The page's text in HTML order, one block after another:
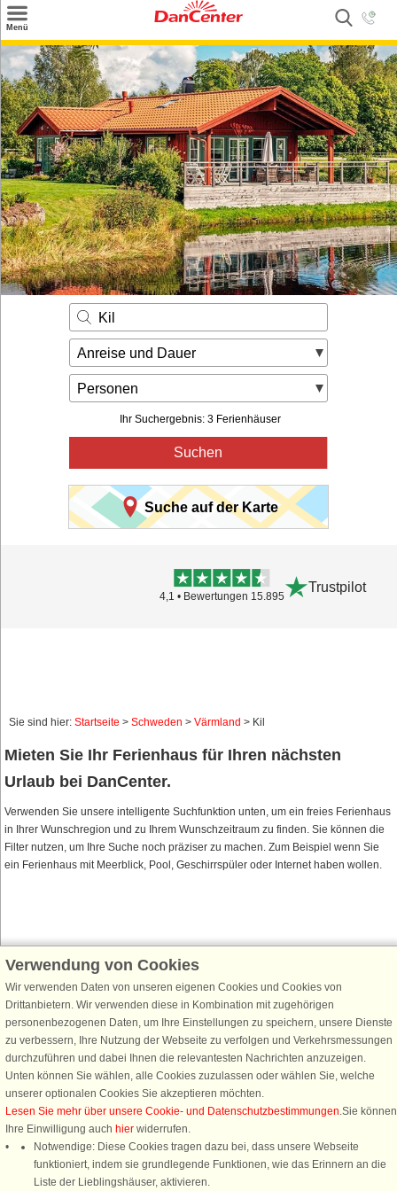
Menü
Suchen
Urlaubsziele
Weitere Urlaubsziele
Angebote
Inspiration
Kontakt
Gut zu wissen
Login
Kil
Anreise und Dauer
Personen
Ihr Suchergebnis: 3 Ferienhäuser
Suchen
Suche auf der Karte
4,1 • Bewertungen 15.895
Trustpilot
Sie sind hier: Startseite > Schweden > Värmland > Kil
Mieten Sie Ihr Ferienhaus für Ihren nächsten
Urlaub bei DanCenter.
Verwenden Sie unsere intelligente Suchfunktion unten, um ein freies Ferienhaus
in Ihrer Wunschregion und zu Ihrem Wunschzeitraum zu finden. Sie können die
Filter nutzen, um Ihre Suche noch präziser zu machen. Zum Beispiel wenn Sie
ein Ferienhaus mit Meerblick, Pool, Geschirrspüler oder Internet haben wollen.
Schließen Sie sich 100.000 Ferienhaus-Fans an
Willkommensgutschein von 25 €
Ferienhausurlaub - melden Sie sich einfach für den DanCenter Newsletter
an. Verpassen Sie nie wieder exklusive Angebote, Gewinnspiele und
Urlaubstipps!
Newsletter abonnieren
Verwendung von Cookies
Wir verwenden Daten von unseren eigenen Cookies und Cookies von
Drittanbietern. Wir verwenden diese in Kombination mit zugehörigen
personenbezogenen Daten, um Ihre Einstellungen zu speichern, unsere Dienste
zu verbessern, Ihre Nutzung der Webseite zu verfolgen und Verkehrsmessungen
durchzuführen und dabei Ihnen die relevantesten Nachrichten anzuzeigen.
Unten können Sie wählen, alle Cookies zuzulassen oder wählen Sie, welche
unserer optionalen Cookies Sie akzeptieren möchten.
Lesen Sie mehr über unsere Cookie- und Datenschutzbestimmungen .Sie können
Ihre Einwilligung auch hier widerrufen.
Notwendige: Diese Cookies tragen dazu bei, dass unsere Webseite
funktioniert, indem sie grundlegende Funktionen, wie das Erinnern an die
Liste der Lieblingshäuser, aktivieren.